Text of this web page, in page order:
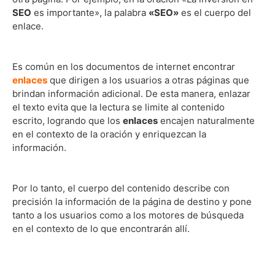
SEO es importante», la palabra «SEO» es el cuerpo del
enlace.
Es común en los documentos de internet encontrar
enlaces que dirigen a los usuarios a otras páginas que
brindan información adicional. De esta manera, enlazar
el texto evita que la lectura se limite al contenido
escrito, logrando que los enlaces encajen naturalmente
en el contexto de la oración y enriquezcan la
información.
Por lo tanto, el cuerpo del contenido describe con
precisión la información de la página de destino y pone
tanto a los usuarios como a los motores de búsqueda
en el contexto de lo que encontrarán allí.